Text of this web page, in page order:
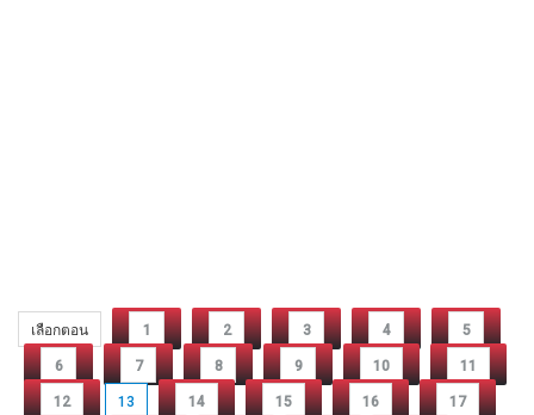
เลือกตอน 1 2 3 4 5
6 7 8 9 10 11
12 13 14 15 16 17